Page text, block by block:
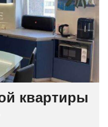
квартиры